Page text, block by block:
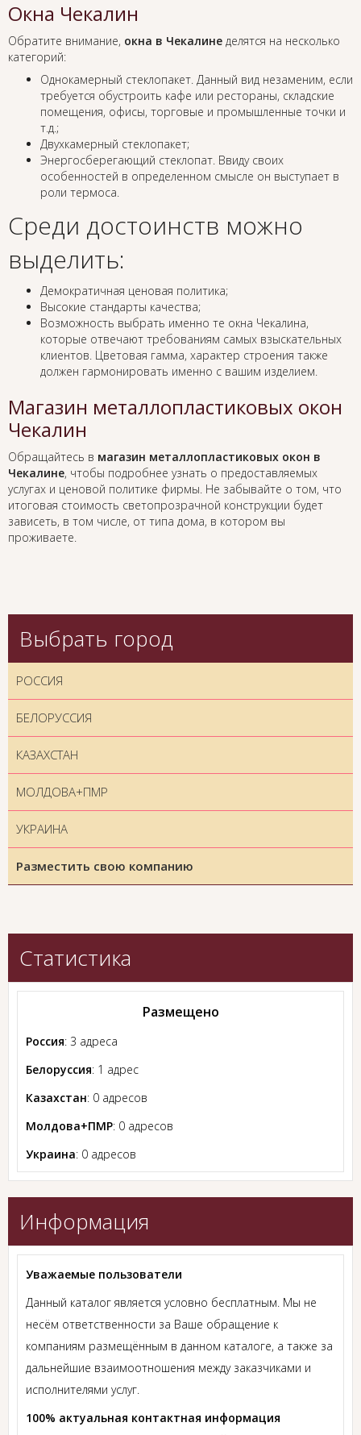
Окна Чекалин
Обратите внимание, окна в Чекалине делятся на несколько
категорий:
Однокамерный стеклопакет. Данный вид незаменим, если
требуется обустроить кафе или рестораны, складские
помещения, офисы, торговые и промышленные точки и
т.д.;
Двухкамерный стеклопакет;
Энергосберегающий стеклопат. Ввиду своих
особенностей в определенном смысле он выступает в
роли термоса.
Среди достоинств можно
выделить:
Демократичная ценовая политика;
Высокие стандарты качества;
Возможность выбрать именно те окна Чекалина,
которые отвечают требованиям самых взыскательных
клиентов. Цветовая гамма, характер строения также
должен гармонировать именно с вашим изделием.
Магазин металлопластиковых окон
Чекалин
Обращайтесь в магазин металлопластиковых окон в
Чекалине, чтобы подробнее узнать о предоставляемых
услугах и ценовой политике фирмы. Не забывайте о том, что
итоговая стоимость светопрозрачной конструкции будет
зависеть, в том числе, от типа дома, в котором вы
проживаете.
Выбрать город
РОССИЯ
БЕЛОРУССИЯ
КАЗАХСТАН
МОЛДОВА+ПМР
УКРАИНА
Разместить свою компанию
Статистика
Размещено
Россия: 3 адреса
Белоруссия: 1 адрес
Казахстан: 0 адресов
Молдова+ПМР: 0 адресов
Украина: 0 адресов
Информация
Уважаемые пользователи
Данный каталог является условно бесплатным. Мы не
несём ответственности за Ваше обращение к
компаниям размещённым в данном каталоге, а также за
дальнейшие взаимоотношения между заказчиками и
исполнителями услуг.
100% актуальная контактная информация